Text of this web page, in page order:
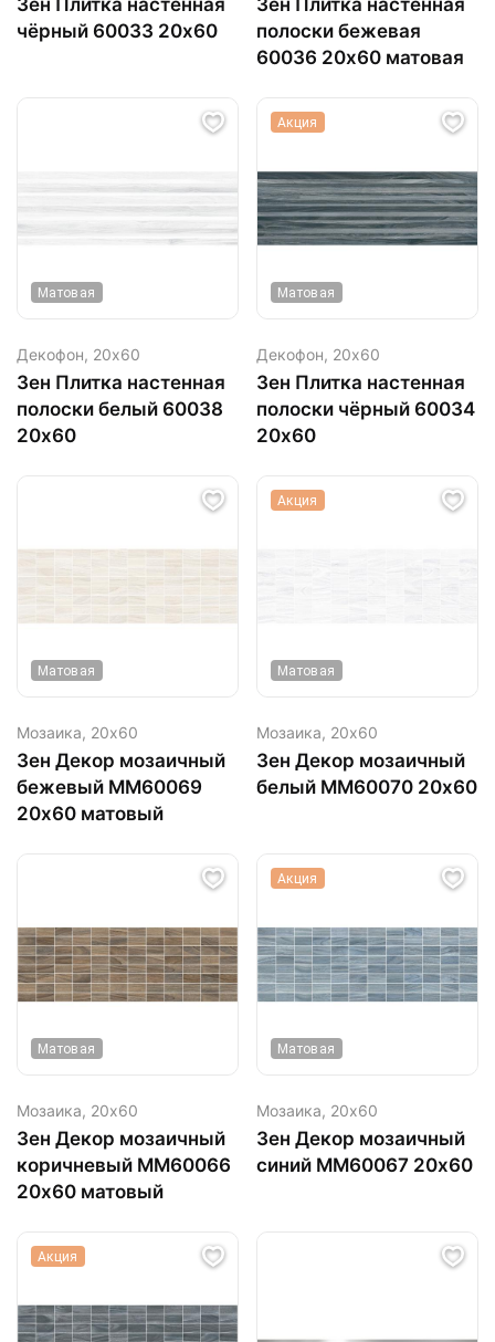
Зен Плитка настенная
чёрный 60033 20х60
Зен Плитка настенная
полоски бежевая
60036 20х60 матовая
Матовая
Декофон, 20х60
Зен Плитка настенная
полоски белый 60038
20х60
Акция
Матовая
Декофон, 20х60
Зен Плитка настенная
полоски чёрный 60034
20х60
Матовая
Мозаика, 20х60
Зен Декор мозаичный
бежевый ММ60069
20х60 матовый
Акция
Матовая
Мозаика, 20х60
Зен Декор мозаичный
белый MM60070 20х60
Матовая
Мозаика, 20х60
Зен Декор мозаичный
коричневый ММ60066
20х60 матовый
Акция
Матовая
Мозаика, 20х60
Зен Декор мозаичный
синий MM60067 20х60
Акция